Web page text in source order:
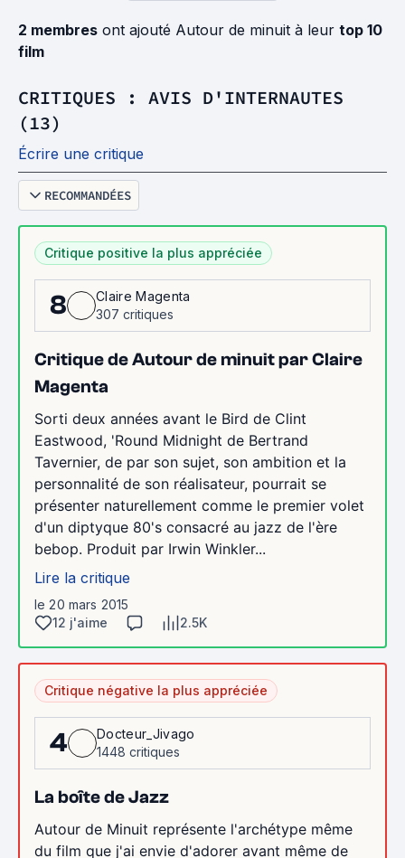
2 membres ont ajouté Autour de minuit à leur top 10
film
CRITIQUES : AVIS D'INTERNAUTES
(13)
Écrire une critique
RECOMMANDÉES
Critique positive la plus appréciée
8
Claire Magenta
307 critiques
Critique de Autour de minuit par Claire
Magenta
Sorti deux années avant le Bird de Clint
Eastwood, 'Round Midnight de Bertrand
Tavernier, de par son sujet, son ambition et la
personnalité de son réalisateur, pourrait se
présenter naturellement comme le premier volet
d'un diptyque 80's consacré au jazz de l'ère
bebop. Produit par Irwin Winkler...
Lire la critique
le 20 mars 2015
12 j'aime
2.5K
Critique négative la plus appréciée
4
Docteur_Jivago
1448 critiques
La boîte de Jazz
Autour de Minuit représente l'archétype même
du film que j'ai envie d'adorer avant même de